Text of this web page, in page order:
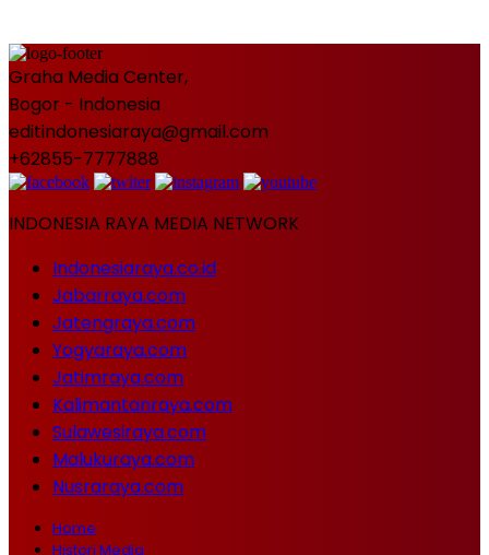
Graha Media Center,
Bogor - Indonesia
editindonesiaraya@gmail.com
+62855-7777888
INDONESIA RAYA MEDIA NETWORK
Indonesiaraya.co.id
Jabarraya.com
Jatengraya.com
Yogyaraya.com
Jatimraya.com
Kalimantanraya.com
Sulawesiraya.com
Malukuraya.com
Nusraraya.com
Home
Histori Media